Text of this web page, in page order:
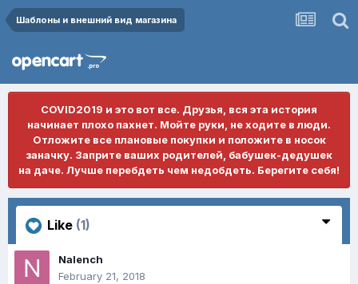
Шаблоны и внешний вид магазина
COVID2019 и это вот все. Друзья, вся эта история
начинает плохо пахнет. Мойте руки, не ходите в люди.
Отложите все плановые покупки и положите в носок
заначку. Заприте ваших родителей, бабушек-дедушек
на даче. Лучше перебдеть чем недобдеть. Берегите себя!
Like (1)
Nalench
February 21, 2018